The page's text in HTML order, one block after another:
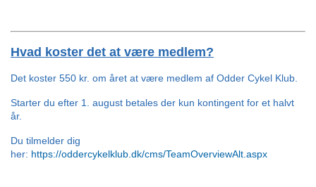
Hvad koster det at være medlem?
Det koster 550 kr. om året at være medlem af Odder Cykel Klub.
Starter du efter 1. august betales der kun kontingent for et halvt
år.
Du tilmelder dig
her: https://oddercykelklub.dk/cms/TeamOverviewAlt.aspx